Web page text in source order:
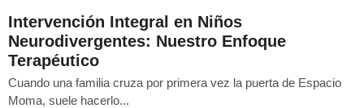
Intervención Integral en Niños
Neurodivergentes: Nuestro Enfoque
Terapéutico
Cuando una familia cruza por primera vez la puerta de Espacio
Moma, suele hacerlo...